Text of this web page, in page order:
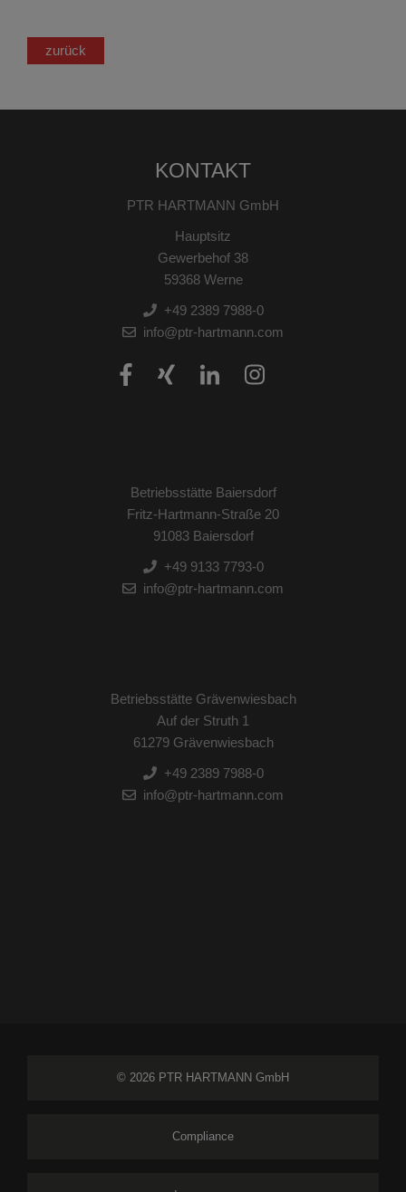
zurück
KONTAKT
PTR HARTMANN GmbH
Hauptsitz
Gewerbehof 38
59368 Werne
+49 2389 7988-0
info@ptr-hartmann.com
Betriebsstätte Baiersdorf
Fritz-Hartmann-Straße 20
91083 Baiersdorf
+49 9133 7793-0
info@ptr-hartmann.com
Betriebsstätte Grävenwiesbach
Auf der Struth 1
61279 Grävenwiesbach
+49 2389 7988-0
info@ptr-hartmann.com
© 2026 PTR HARTMANN GmbH
Compliance